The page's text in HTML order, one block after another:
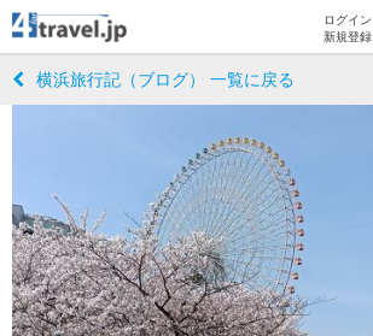
ログイン
新規登録
横浜旅行記（ブログ） 一覧に戻る